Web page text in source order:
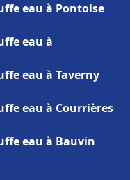
eau à Pontoise
eau à
eau à Taverny
eau à Courrières
eau à Bauvin